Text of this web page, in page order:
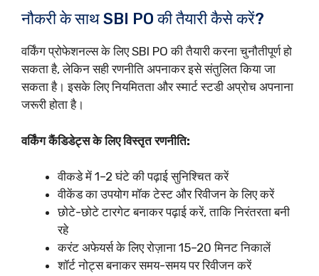
नौकरी के साथ SBI PO की तैयारी कैसे करें?
वर्किंग प्रोफेशनल्स के लिए SBI PO की तैयारी करना चुनौतीपूर्ण हो
सकता है, लेकिन सही रणनीति अपनाकर इसे संतुलित किया जा
सकता है। इसके लिए नियमितता और स्मार्ट स्टडी अप्रोच अपनाना
जरूरी होता है।
वर्किंग कैंडिडेट्स के लिए विस्तृत रणनीति:
वीकडे में 1–2 घंटे की पढ़ाई सुनिश्चित करें
वीकेंड का उपयोग मॉक टेस्ट और रिवीजन के लिए करें
छोटे-छोटे टारगेट बनाकर पढ़ाई करें, ताकि निरंतरता बनी
रहे
करंट अफेयर्स के लिए रोज़ाना 15–20 मिनट निकालें
शॉर्ट नोट्स बनाकर समय-समय पर रिवीजन करें